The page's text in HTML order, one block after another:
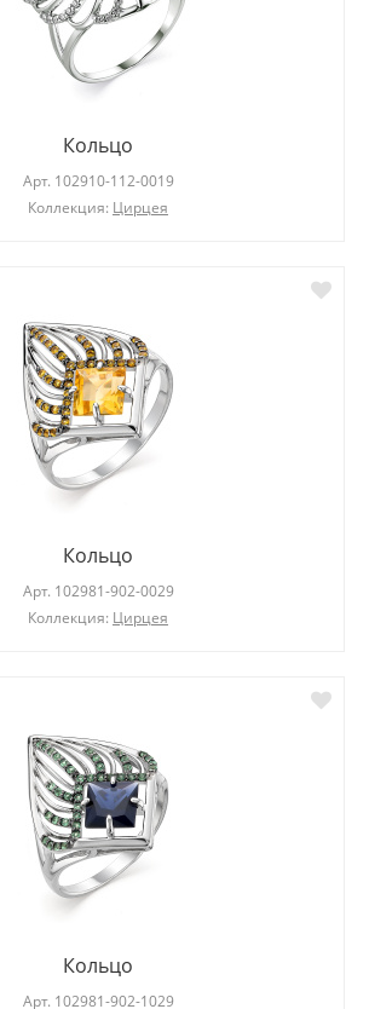
Кольцо
Арт. 102910-112-0019
Коллекция: Цирцея
Кольцо
Арт. 102981-902-0029
Коллекция: Цирцея
Кольцо
Арт. 102981-902-1029